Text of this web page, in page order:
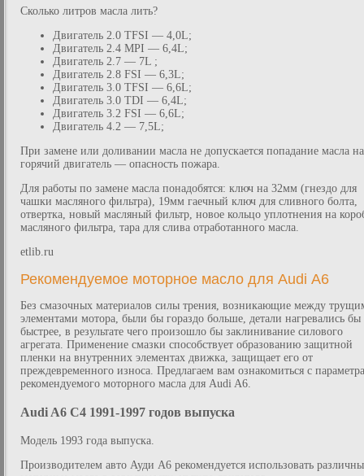
Сколько литров масла лить?
Двигатель 2.0 TFSI — 4,0L;
Двигатель 2.4 MPI — 6,4L;
Двигатель 2.7 — 7L ;
Двигатель 2.8 FSI — 6,3L;
Двигатель 3.0 TFSI — 6,6L;
Двигатель 3.0 TDI — 6,4L;
Двигатель 3.2 FSI — 6,6L;
Двигатель 4.2 — 7,5L;
При замене или доливании масла не допускается попадание масла на
горячий двигатель — опасность пожара.
Для работы по замене масла понадобятся: ключ на 32мм (гнездо для
чашки масляного фильтра), 19мм гаечный ключ для сливного болта,
отвертка, новый масляный фильтр, новое кольцо уплотнения на
масляного фильтра, тара для слива отработанного масла.
etlib.ru
Рекомендуемое моторное масло для Audi А6
Без смазочных материалов силы трения, возникающие между
элементами мотора, были бы гораздо больше, детали нагревались бы
быстрее, в результате чего произошло бы заклинивание силового
агрегата. Применение смазки способствует образованию защитной
пленки на внутренних элементах движка, защищает его от
преждевременного износа. Предлагаем вам ознакомиться с
рекомендуемого моторного масла для Audi A6.
Audi A6 C4 1991-1997 годов выпуска
Модель 1993 года выпуска.
Производителем авто Ауди А6 рекомендуется использовать